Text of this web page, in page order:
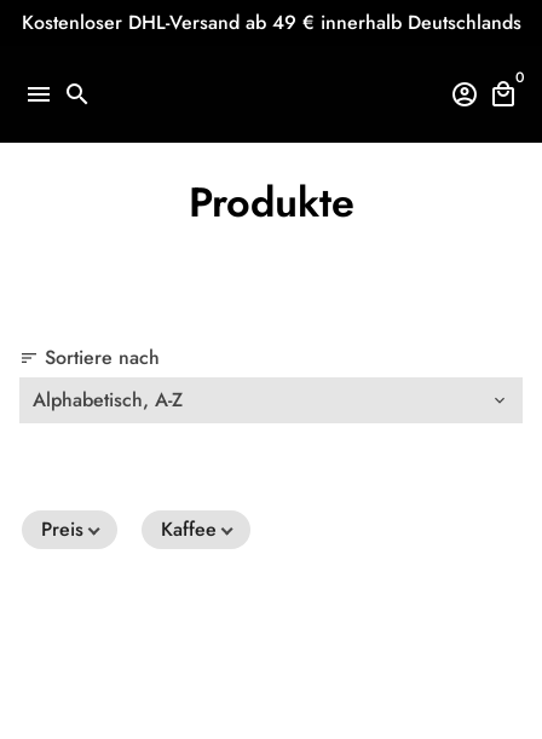
Direkt
Kostenloser DHL-Versand ab 49 € innerhalb Deutschlands
menu search account_circle local_mall
0
Produkte
sort Sortiere nach
Preis Kaffee